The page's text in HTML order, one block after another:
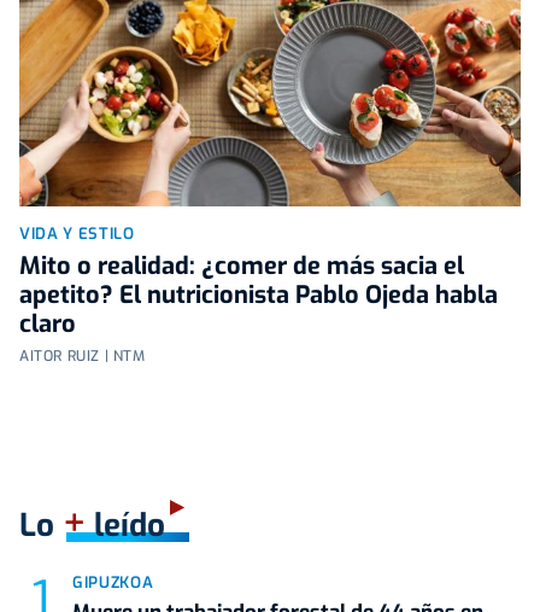
VIDA Y ESTILO
Mito o realidad: ¿comer de más sacia el
apetito? El nutricionista Pablo Ojeda habla
claro
AITOR RUIZ | NTM
Lo +leído
GIPUZKOA